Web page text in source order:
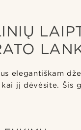
elegantiškam
jį dėvėsite. Šis